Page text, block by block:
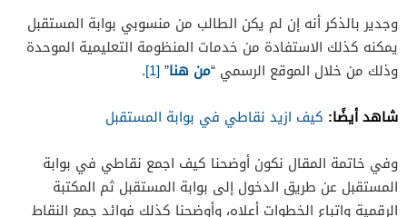
وجدير بالذكر أنه إن لم يكن الطالب من منسوبي بوابة المستقبل
يمكنه كذلك الاستفادة من خدمات المنظومة التعليمية الموحدة
وذلك من خلال الموقع الرسمي “من هنا”
[1]
.
شاهد أيضًا: كيف ازيد نقاطي في بوابة المستقبل
وفي خاتمة المقال نكون أوضحنا كيف اجمع نقاطي في بوابة
المستقبل عن طريق الدخول إلى بوابة المستقبل ثم المكتبة
الرقمية واتباع الخطوات أعلاه، وأوضحنا كذلك فوائد جمع النقاط